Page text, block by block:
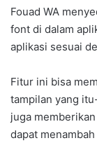
Fouad WA
font di dalam
aplikasi sesuai
Fitur ini bisa
tampilan yang
juga
dapat